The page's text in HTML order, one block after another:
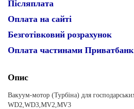
Післяплата
Оплата на сайті
Безготівковий розрахунок
Оплата частинами
Опис
Вакуум-мотор (Турбіна) для
WD2,WD3,MV2,MV3